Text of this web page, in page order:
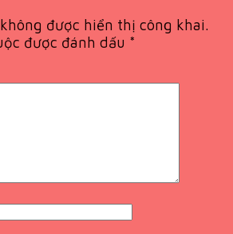
được hiển thị công khai.
được đánh dấu *